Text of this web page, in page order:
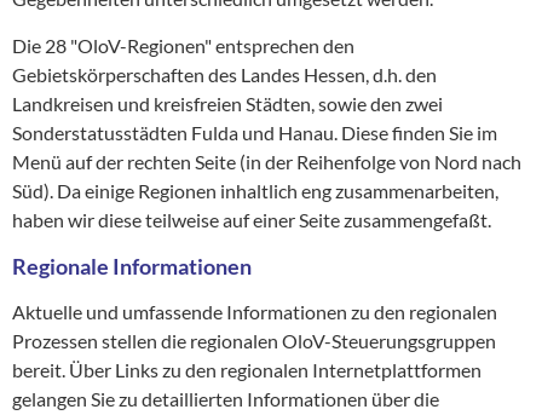
Die 28 "OloV-Regionen" entsprechen den
Gebietskörperschaften des Landes Hessen, d.h. den
Landkreisen und kreisfreien Städten, sowie den zwei
Sonderstatusstädten Fulda und Hanau. Diese finden Sie im
Menü auf der rechten Seite (in der Reihenfolge von Nord nach
Süd). Da einige Regionen inhaltlich eng zusammenarbeiten,
haben wir diese teilweise auf einer Seite zusammengefaßt.
Regionale Informationen
Aktuelle und umfassende Informationen zu den regionalen
Prozessen stellen die regionalen OloV-Steuerungsgruppen
bereit. Über Links zu den regionalen Internetplattformen
gelangen Sie zu detaillierten Informationen über die